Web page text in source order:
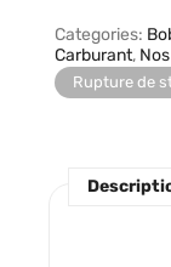
Categories
Carburant,
Rupture de